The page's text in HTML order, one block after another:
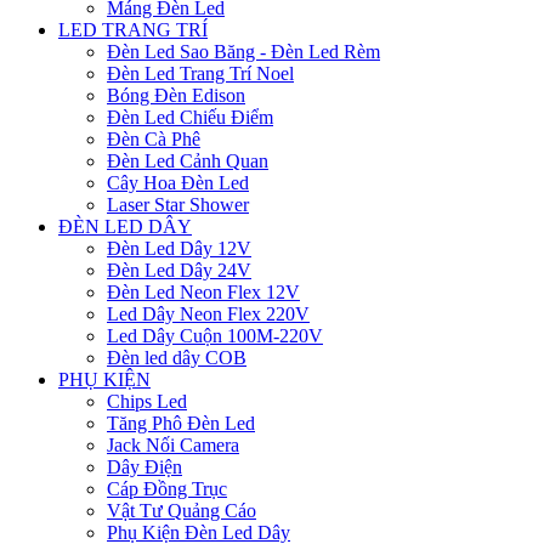
Máng Đèn Led
LED TRANG TRÍ
Đèn Led Sao Băng - Đèn Led Rèm
Đèn Led Trang Trí Noel
Bóng Đèn Edison
Đèn Led Chiếu Điểm
Đèn Cà Phê
Đèn Led Cảnh Quan
Cây Hoa Đèn Led
Laser Star Shower
ĐÈN LED DÂY
Đèn Led Dây 12V
Đèn Led Dây 24V
Đèn Led Neon Flex 12V
Led Dây Neon Flex 220V
Led Dây Cuộn 100M-220V
Đèn led dây COB
PHỤ KIỆN
Chips Led
Tăng Phô Đèn Led
Jack Nối Camera
Dây Điện
Cáp Đồng Trục
Vật Tư Quảng Cáo
Phụ Kiện Đèn Led Dây